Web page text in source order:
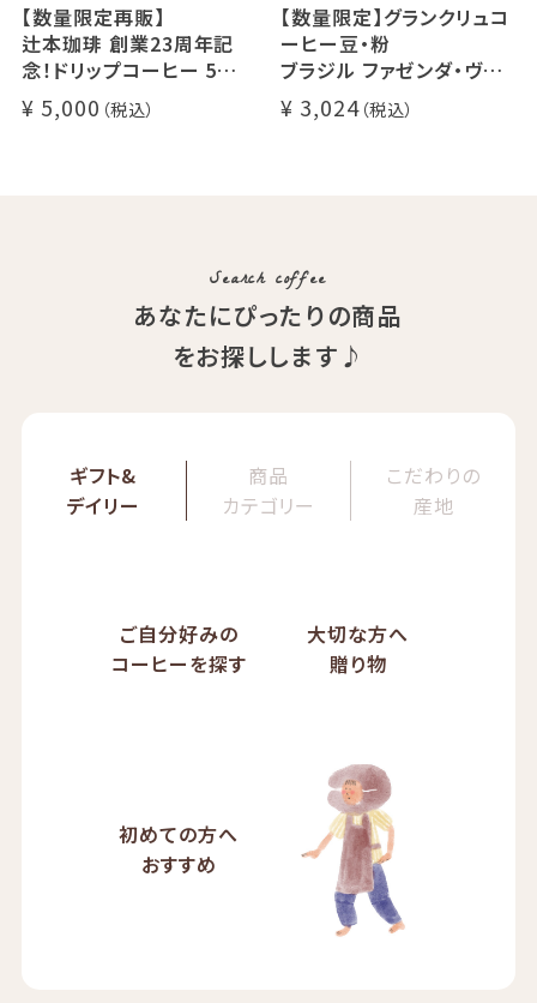
【数量限定再販】
辻本珈琲 創業23周年記
念！ドリップコーヒー 5種
50杯セット
アニバーサリーブレンド（コ
5,000
【数量限定】グランクリュコ
ーヒー豆・粉
ブラジル ファゼンダ・ヴァ
レ・ド・クリスタル（100g /
200g / 1kg）
3,024
Search coffee
あなたにぴったりの商品
をお探しします♪
ギフト&
デイリー
商品
カテゴリー
こだわりの
産地
ご自分好みの
コーヒーを探す
大切な方へ
贈り物
初めての方へ
おすすめ